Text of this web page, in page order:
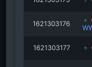
1621303176
1621303177